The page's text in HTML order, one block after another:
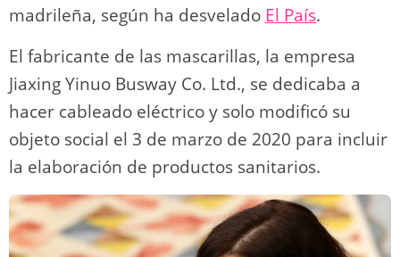
madrileña, según ha desvelado El País.
El fabricante de las mascarillas, la empresa
Jiaxing Yinuo Busway Co. Ltd., se dedicaba a
hacer cableado eléctrico y solo modificó su
objeto social el 3 de marzo de 2020 para incluir
la elaboración de productos sanitarios.